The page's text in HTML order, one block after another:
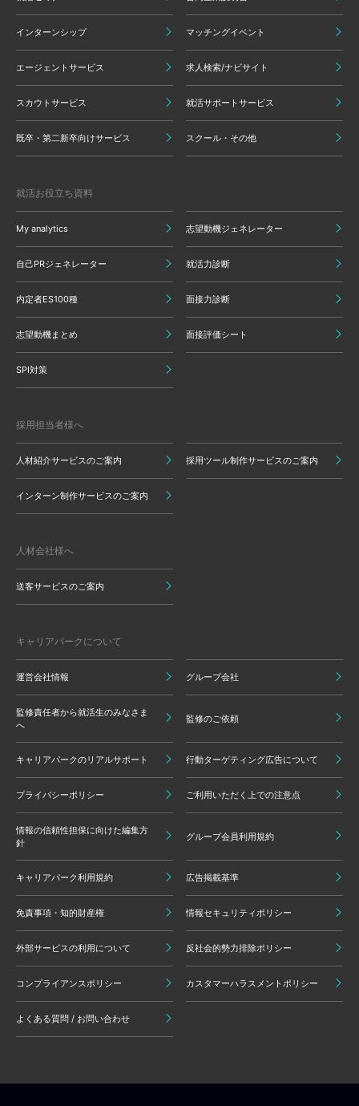
インターンシップ マッチングイベント
エージェントサービス 求人検索/ナビサイト
スカウトサービス 就活サポートサービス
既卒・第二新卒向けサービス スクール・その他
就活お役立ち資料
My analytics 志望動機ジェネレーター
自己PRジェネレーター 就活力診断
内定者ES100種 面接力診断
志望動機まとめ 面接評価シート
SPI対策
採用担当者様へ
人材紹介サービスのご案内 採用ツール制作サービスのご案内
インターン制作サービスのご案内
人材会社様へ
送客サービスのご案内
キャリアパークについて
運営会社情報 グループ会社
監修責任者から就活生のみなさま
へ
監修のご依頼
キャリアパークのリアルサポート 行動ターゲティング広告について
プライバシーポリシー ご利用いただく上での注意点
情報の信頼性担保に向けた編集方
針
グループ会員利用規約
キャリアパーク利用規約 広告掲載基準
免責事項・知的財産権 情報セキュリティポリシー
外部サービスの利用について 反社会的勢力排除ポリシー
コンプライアンスポリシー カスタマーハラスメントポリシー
よくある質問 / お問い合わせ